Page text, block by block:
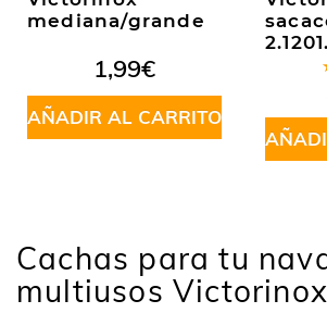
mediana/grande
1,99€
AÑADIR AL CARRITO
Cachas para tu
multiusos Victorinox